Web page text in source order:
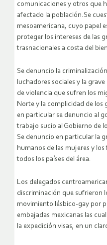
comunicaciones y otros que
afectado la población.Se
mesoamericana, cuyo papel
proteger los intereses de las
trasnacionales a costa del
Se denuncio la
luchadores sociales y la
de violencia que sufren los
Norte y la complicidad de los
en particular se denuncio al
trabajo sucio al Gobierno de
Se denuncio en particular la
humanos de las mujeres y
todos los países del área.
Los delegados
discriminación que sufrieron
movimiento lésbico-gay por
embajadas mexicanas las
la expedición visas, en un